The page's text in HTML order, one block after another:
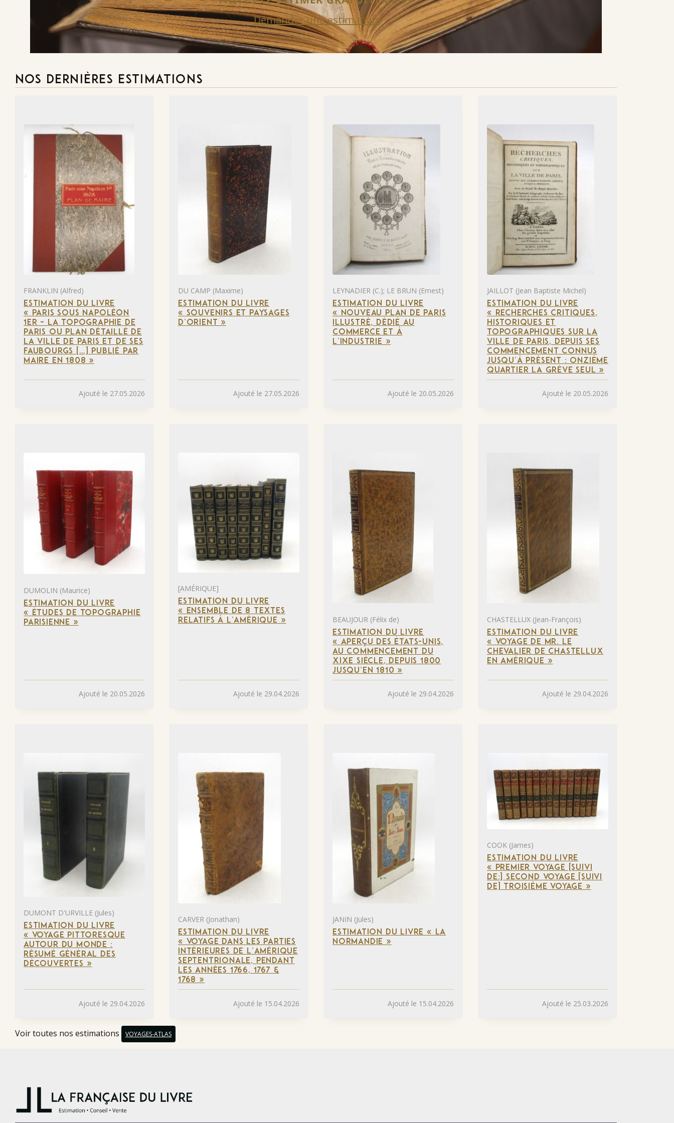
Demander une estimation
NOS DERNIÈRES ESTIMATIONS
FRANKLIN (Alfred)
ESTIMATION DU LIVRE
« PARIS SOUS NAPOLÉON
1ER – LA TOPOGRAPHIE DE
PARIS OU PLAN DÉTAILLÉ DE
LA VILLE DE PARIS ET DE SES
FAUBOURGS […] PUBLIÉ PAR
MAIRE EN 1808 »
Ajouté le 27.05.2026
DU CAMP (Maxime)
ESTIMATION DU LIVRE
« SOUVENIRS ET PAYSAGES
D’ORIENT »
Ajouté le 27.05.2026
LEYNADIER (C.); LE BRUN (Ernest)
ESTIMATION DU LIVRE
« NOUVEAU PLAN DE PARIS
ILLUSTRÉ, DÉDIÉ AU
COMMERCE ET À
L’INDUSTRIE »
Ajouté le 20.05.2026
JAILLOT (Jean Baptiste Michel)
ESTIMATION DU LIVRE
« RECHERCHES CRITIQUES,
HISTORIQUES ET
TOPOGRAPHIQUES SUR LA
VILLE DE PARIS, DEPUIS SES
COMMENCEMENT CONNUS
JUSQU’À PRÉSENT : ONZIÈME
QUARTIER LA GRÈVE SEUL »
Ajouté le 20.05.2026
DUMOLIN (Maurice)
ESTIMATION DU LIVRE
« ÉTUDES DE TOPOGRAPHIE
PARISIENNE »
Ajouté le 20.05.2026
[AMÉRIQUE]
ESTIMATION DU LIVRE
« ENSEMBLE DE 8 TEXTES
RELATIFS À L’AMÉRIQUE »
Ajouté le 29.04.2026
BEAUJOUR (Félix de)
ESTIMATION DU LIVRE
« APERÇU DES ÉTATS-UNIS,
AU COMMENCEMENT DU
XIXE SIÈCLE, DEPUIS 1800
JUSQU’EN 1810 »
Ajouté le 29.04.2026
CHASTELLUX (Jean-François)
ESTIMATION DU LIVRE
« VOYAGE DE MR. LE
CHEVALIER DE CHASTELLUX
EN AMÉRIQUE »
Ajouté le 29.04.2026
DUMONT D'URVILLE (Jules)
ESTIMATION DU LIVRE
« VOYAGE PITTORESQUE
AUTOUR DU MONDE :
RÉSUMÉ GÉNÉRAL DES
DÉCOUVERTES »
Ajouté le 29.04.2026
CARVER (Jonathan)
ESTIMATION DU LIVRE
« VOYAGE DANS LES PARTIES
INTÉRIEURES DE L’AMÉRIQUE
SEPTENTRIONALE, PENDANT
LES ANNÉES 1766, 1767 &
1768 »
Ajouté le 15.04.2026
JANIN (Jules)
ESTIMATION DU LIVRE « LA
NORMANDIE »
Ajouté le 15.04.2026
COOK (James)
ESTIMATION DU LIVRE
« PREMIER VOYAGE [SUIVI
DE:] SECOND VOYAGE [SUIVI
DE] TROISIÈME VOYAGE »
Ajouté le 25.03.2026
Voir toutes nos estimations VOYAGES-ATLAS